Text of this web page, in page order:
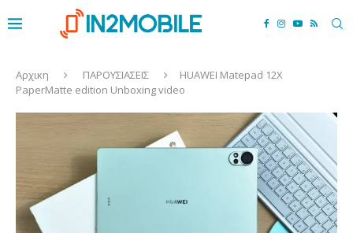
Αρχικη ΠΑΡΟΥΣΙΑΣΕΙΣ
HUAWEI Matepad 12X
PaperMatte edition Unboxing video